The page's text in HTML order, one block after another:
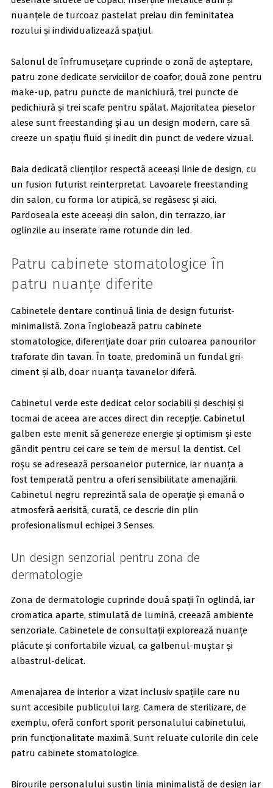
nuanțele de turcoaz pastelat preiau din feminitatea
rozului și individualizează spațiul.
Salonul de înfrumusețare cuprinde o zonă de așteptare,
patru zone dedicate serviciilor de coafor, două zone pentru
make-up, patru puncte de manichiură, trei puncte de
pedichiură și trei scafe pentru spălat. Majoritatea pieselor
alese sunt freestanding și au un design modern, care să
creeze un spațiu fluid și inedit din punct de vedere vizual.
Baia dedicată clienților respectă aceeași linie de design, cu
un fusion futurist reinterpretat. Lavoarele freestanding
din salon, cu forma lor atipică, se regăsesc și aici.
Pardoseala este aceeași din salon, din terrazzo, iar
oglinzile au inserate rame rotunde din led.
Patru cabinete stomatologice în
patru nuanțe diferite
Cabinetele dentare continuă linia de design futurist-
minimalistă. Zona înglobează patru cabinete
stomatologice, diferențiate doar prin culoarea panourilor
traforate din tavan. În toate, predomină un fundal gri-
ciment și alb, doar nuanța tavanelor diferă.
Cabinetul verde este dedicat celor sociabili și deschiși și
tocmai de aceea are acces direct din recepție. Cabinetul
galben este menit să genereze energie și optimism și este
gândit pentru cei care se tem de mersul la dentist. Cel
roșu se adresează persoanelor puternice, iar nuanța a
fost temperată pentru a oferi sensibilitate amenajării.
Cabinetul negru reprezintă sala de operație și emană o
atmosferă aerisită, curată, ce descrie din plin
profesionalismul echipei 3 Senses.
Un design senzorial pentru zona de
dermatologie
Zona de dermatologie cuprinde două spații în oglindă, iar
cromatica aparte, stimulată de lumină, creează ambiente
senzoriale. Cabinetele de consultații explorează nuanțe
plăcute și confortabile vizual, ca galbenul-muștar și
albastrul-delicat.
Amenajarea de interior a vizat inclusiv spațiile care nu
sunt accesibile publicului larg. Camera de sterilizare, de
exemplu, oferă confort sporit personalului cabinetului,
prin funcționalitate maximă. Sunt reluate culorile din cele
patru cabinete stomatologice.
Birourile personalului susțin linia minimalistă de design iar